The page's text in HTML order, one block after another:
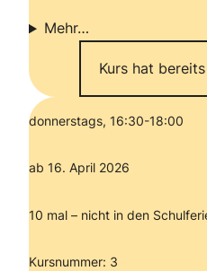
Mehr…
Kurs hat
donnerstags, 16:30-18:00
ab 16. April 2026
10 mal – nicht in den
Kursnummer: 3